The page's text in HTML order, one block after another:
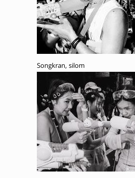
Songkran, silom